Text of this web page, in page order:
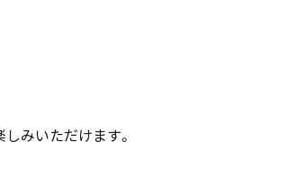
みいただけます。